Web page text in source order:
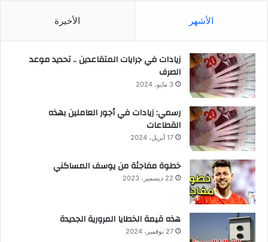
الأشهر الأخيرة
زيادات في جرايات المتقاعدين .. تحديد موعد
الصرف
3 مايو، 2024
رسمي: زيادات في أجور العاملين بهذه
القطاعات
17 أبريل، 2024
خطوة مفاجئة من يوسف المساكني
22 ديسمبر، 2023
هذه قيمة الخطايا المرورية الجديدة
27 نوفمبر، 2024